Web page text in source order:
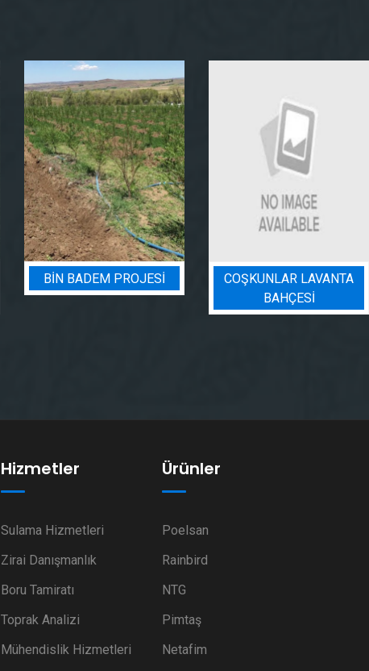
BIN BADEM PROJESI
COŞKUNLAR LAVANTA
BAHÇESİ
Hizmetler
Sulama Hizmetleri
Zirai Danışmanlık
Boru Tamiratı
Toprak Analizi
Mühendislik Hizmetleri
Ürünler
Poelsan
Rainbird
NTG
Pimtaş
Netafim